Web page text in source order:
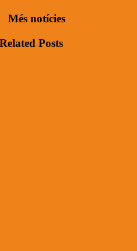
Més notícies
Related Posts